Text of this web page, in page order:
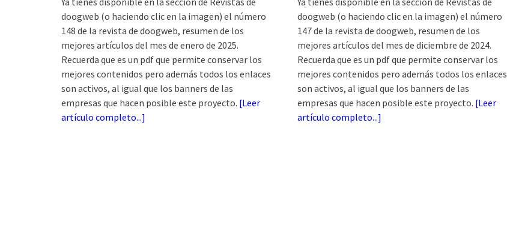
doogweb (o haciendo clic en la imagen) el número
148 de la revista de doogweb, resumen de los
mejores artículos del mes de enero de 2025.
Recuerda que es un pdf que permite conservar los
mejores contenidos pero además todos los enlaces
son activos, al igual que los banners de las
empresas que hacen posible este proyecto. [Leer
artículo completo...]
doogweb (o haciendo clic en la imagen) el número
147 de la revista de doogweb, resumen de los
mejores artículos del mes de diciembre de 2024.
Recuerda que es un pdf que permite conservar los
mejores contenidos pero además todos los enlaces
son activos, al igual que los banners de las
empresas que hacen posible este proyecto. [Leer
artículo completo...]